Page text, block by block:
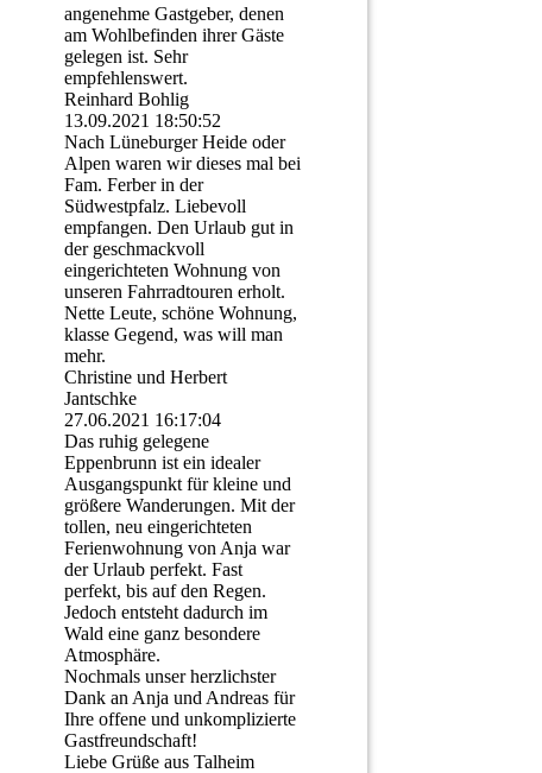
angenehme Gastgeber, denen
am Wohlbefinden ihrer Gäste
gelegen ist. Sehr
empfehlenswert.
Reinhard Bohlig
13.09.2021 18:50:52
Nach Lüneburger Heide oder
Alpen waren wir dieses mal bei
Fam. Ferber in der
Südwestpfalz. Liebevoll
empfangen. Den Urlaub gut in
der geschmackvoll
eingerichteten Wohnung von
unseren Fahrradtouren erholt.
Nette Leute, schöne Wohnung,
klasse Gegend, was will man
mehr.
Christine und Herbert
Jantschke
27.06.2021 16:17:04
Das ruhig gelegene
Eppenbrunn ist ein idealer
Ausgangspunkt für kleine und
größere Wanderungen. Mit der
tollen, neu eingerichteten
Ferienwohnung von Anja war
der Urlaub perfekt. Fast
perfekt, bis auf den Regen.
Jedoch entsteht dadurch im
Wald eine ganz besondere
Atmosphäre.
Nochmals unser herzlichster
Dank an Anja und Andreas für
Ihre offene und unkomplizierte
Gastfreundschaft!
Liebe Grüße aus Talheim